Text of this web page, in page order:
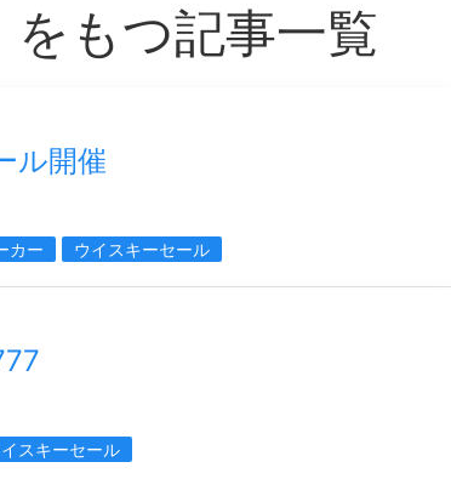
をもつ記事一覧
ル開催
カー ウイスキーセール
スキーセール